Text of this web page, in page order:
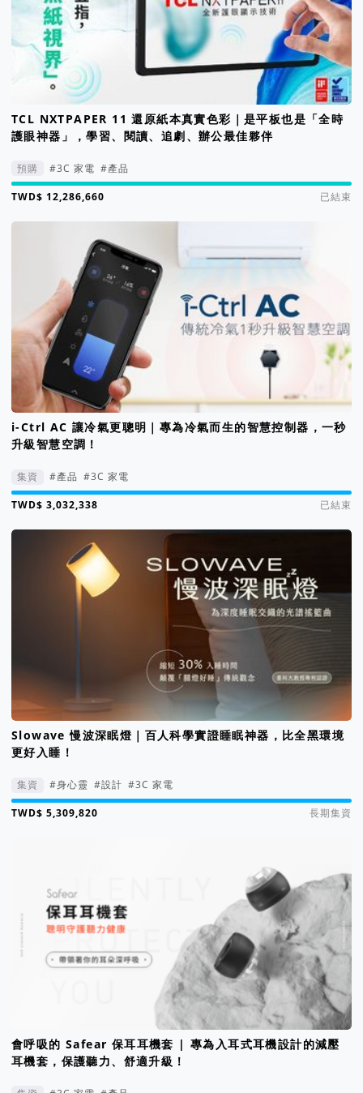
TCL NXTPAPER 11 還原紙本真實色彩｜是平板也是「全時
護眼神器」，學習、閱讀、追劇、辦公最佳夥伴
預購 #3C 家電 #產品
集資進度 6144%
已結束
i-Ctrl AC 讓冷氣更聰明｜專為冷氣而生的智慧控制器，一秒
升級智慧空調！
集資 #產品 #3C 家電
集資進度 1009%
已結束
Slowave 慢波深眠燈｜百人科學實證睡眠神器，比全黑環境
更好入睡！
集資 #身心靈 #設計 #3C 家電
集資進度 5310%
長期集資
會呼吸的 Safear 保耳耳機套 | 專為入耳式耳機設計的減壓
耳機套，保護聽力、舒適升級！